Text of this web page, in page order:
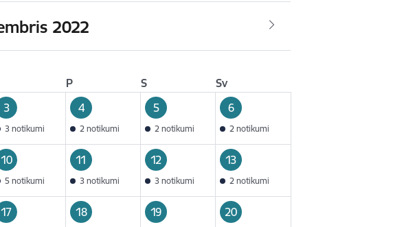
2022
P S
Sv
3
3 notikumi
4
2 notikumi
5
2 notikumi
6
2 notikumi
10
5 notikumi
11
3 notikumi
12
3 notikumi
13
2 notikumi
17 18 19 20